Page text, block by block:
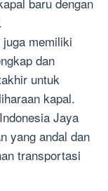
memiliki
dan
untuk
kapal.
Jaya
yang andal dan
transportasi